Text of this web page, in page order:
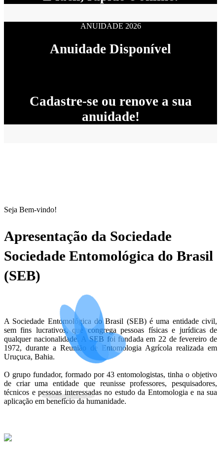
ANUIDADE 2026
Anuidade Disponível
Cadastre-se ou renove a sua
anuidade!
Seja Bem-vindo!
Apresentação da Sociedade
Sociedade Entomológica do Brasil
(SEB)
A Sociedade Entomológica do Brasil (SEB) é uma entidade civil,
sem fins lucrativos, que congrega pessoas físicas e jurídicas de
qualquer nacionalidade. A SEB foi fundada em 22 de fevereiro de
1972, durante a Reunião de Entomologia Agrícola realizada em
Uruçuca, Bahia.
O grupo fundador, formado por 43 entomologistas, tinha o objetivo
de criar uma entidade que reunisse professores, pesquisadores,
técnicos e pessoas interessadas no estudo da Entomologia e na sua
aplicação em benefício da humanidade.